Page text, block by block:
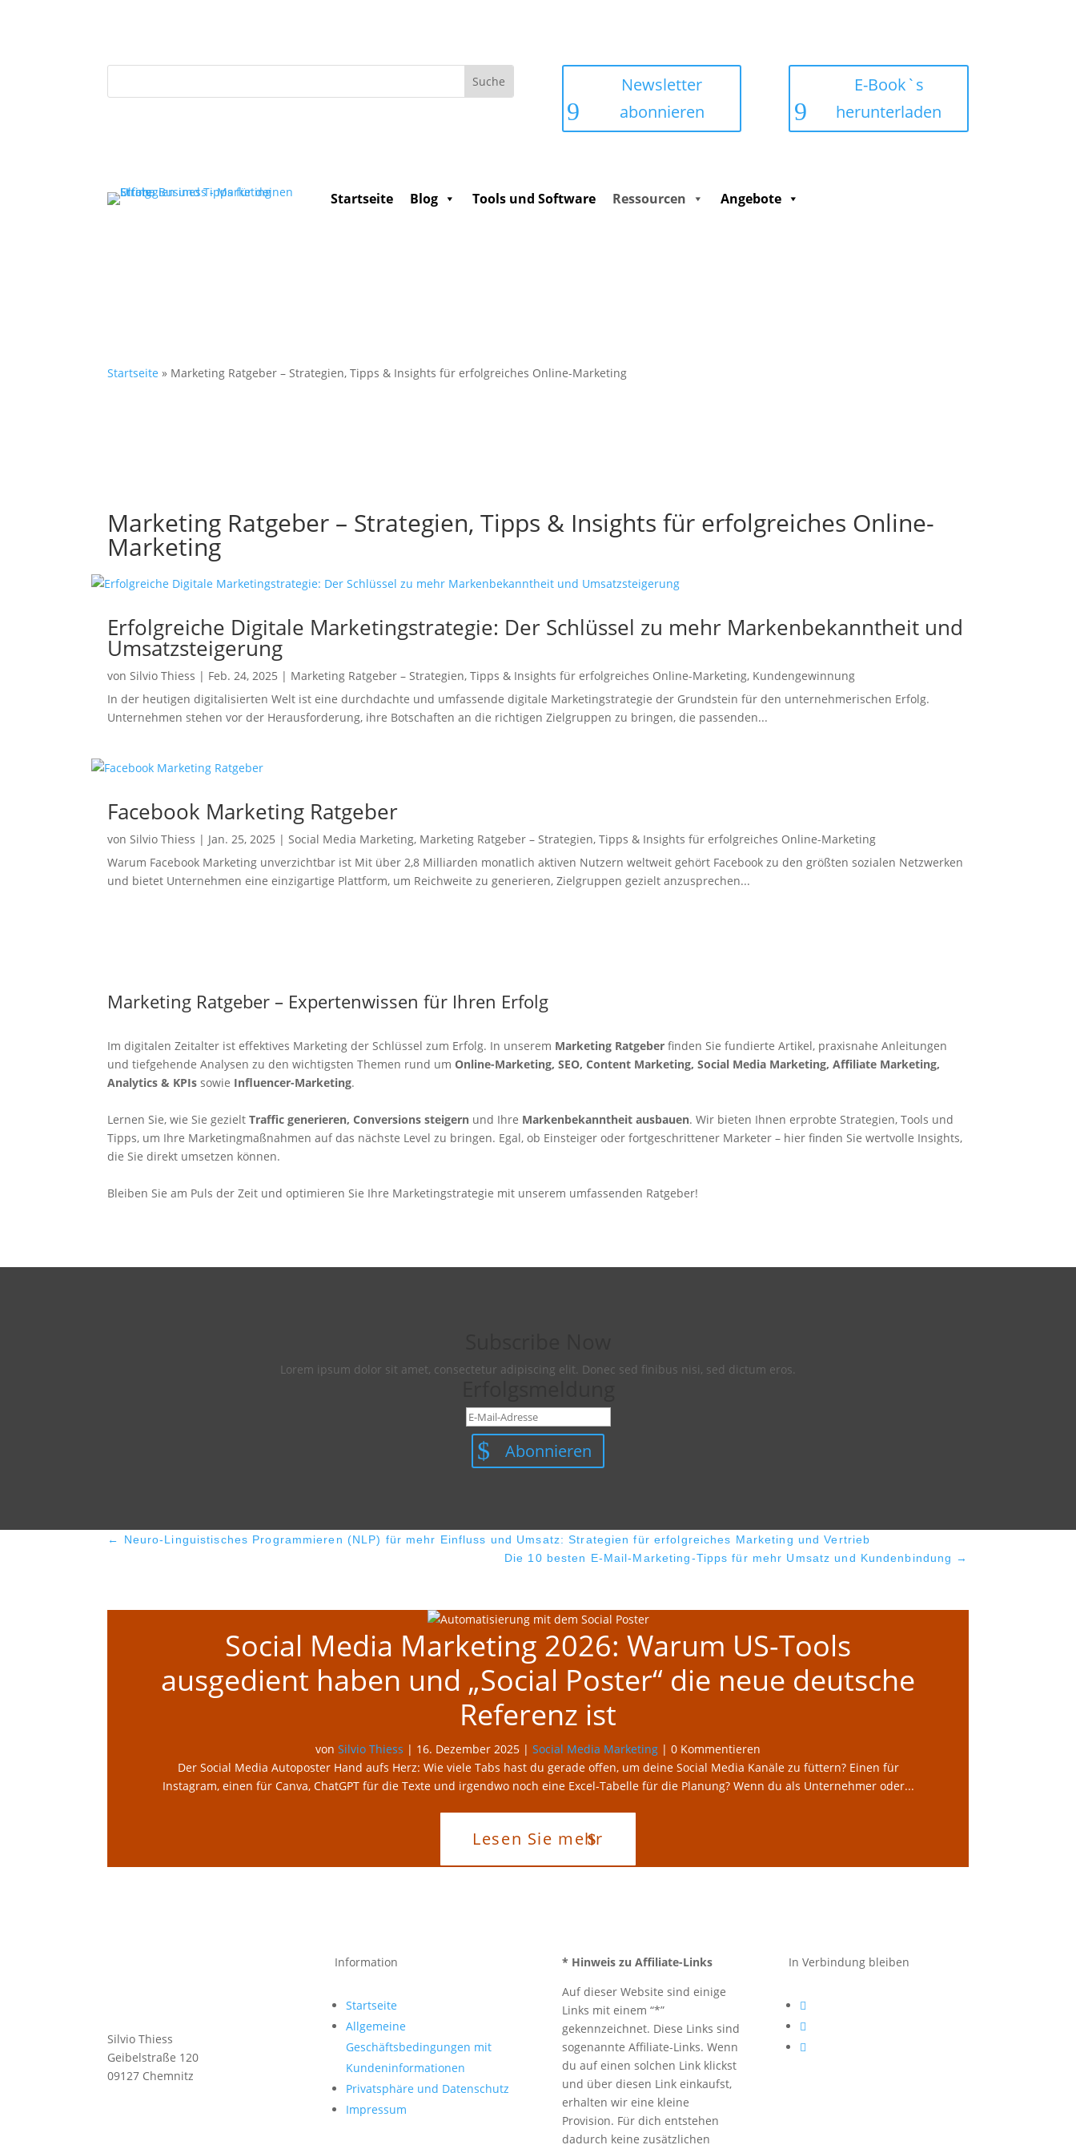
Newsletter
abonnieren
E-Book`s
herunterladen
Startseite Blog Tools und Software Ressourcen Angebote
Startseite » Marketing Ratgeber – Strategien, Tipps & Insights für erfolgreiches Online-Marketing
Marketing Ratgeber – Strategien, Tipps & Insights für erfolgreiches Online-
Marketing
Erfolgreiche Digitale Marketingstrategie: Der Schlüssel zu mehr Markenbekanntheit und
Umsatzsteigerung
vonSilvio Thiess | Feb. 24, 2025 | Marketing Ratgeber – Strategien, Tipps & Insights für erfolgreiches Online-Marketing, Kundengewinnung
In der heutigen digitalisierten Welt ist eine durchdachte und umfassende digitale Marketingstrategie der Grundstein für den unternehmerischen Erfolg.
Unternehmen stehen vor der Herausforderung, ihre Botschaften an die richtigen Zielgruppen zu bringen, die passenden...
Facebook Marketing Ratgeber
vonSilvio Thiess | Jan. 25, 2025 |Social Media Marketing, Marketing Ratgeber – Strategien, Tipps & Insights für erfolgreiches Online-Marketing
Warum Facebook Marketing unverzichtbar ist Mit über 2,8 Milliarden monatlich aktiven Nutzern weltweit gehört Facebook zu den größten sozialen Netzwerken
und bietet Unternehmen eine einzigartige Plattform, um Reichweite zu generieren, Zielgruppen gezielt anzusprechen...
Marketing Ratgeber – Expertenwissen für Ihren Erfolg
Im digitalen Zeitalter ist effektives Marketing der Schlüssel zum Erfolg. In unserem Marketing Ratgeber finden Sie fundierte Artikel, praxisnahe Anleitungen
und tiefgehende Analysen zu den wichtigsten Themen rund umOnline-Marketing, SEO, Content Marketing, Social Media Marketing, Affiliate Marketing,
Analytics & KPIs sowie Influencer-Marketing.
Lernen Sie, wie Sie gezieltTraffic generieren, Conversions steigern und Ihre Markenbekanntheit ausbauen. Wir bieten Ihnen erprobte Strategien, Tools und
Tipps, um Ihre Marketingmaßnahmen auf das nächste Level zu bringen. Egal, ob Einsteiger oder fortgeschrittener Marketer – hier finden Sie wertvolle Insights,
die Sie direkt umsetzen können.
Bleiben Sie am Puls der Zeit und optimieren Sie Ihre Marketingstrategie mit unserem umfassenden Ratgeber!
Lorem ipsum dolor sit amet, consectetur adipiscing elit. Donec sed finibus nisi, sed dictum eros.
Abonnieren
← Neuro-Linguistisches Programmieren (NLP) für mehr Einfluss und Umsatz: Strategien für erfolgreiches Marketing und Vertrieb
Die 10 besten E-Mail-Marketing-Tipps für mehr Umsatz und Kundenbindung →
Social Media Marketing 2026: Warum US-Tools
ausgedient haben und „Social Poster“ die neue deutsche
Referenz ist
von Silvio Thiess | 16. Dezember 2025 | Social Media Marketing | 0 Kommentieren
Der Social Media Autoposter Hand aufs Herz: Wie viele Tabs hast du gerade offen, um deine Social Media Kanäle zu füttern? Einen für
Instagram, einen für Canva, ChatGPT für die Texte und irgendwo noch eine Excel-Tabelle für die Planung? Wenn du als Unternehmer oder...
Lesen Sie mehr
Silvio Thiess
Geibelstraße 120
09127 Chemnitz
Information
Startseite
Allgemeine
Geschäftsbedingungen mit
Kundeninformationen
Privatsphäre und Datenschutz
Impressum
* Hinweis zu Affiliate-Links
Auf dieser Website sind einige
Links mit einem “*”
gekennzeichnet. Diese Links sind
sogenannte Affiliate-Links. Wenn
du auf einen solchen Link klickst
und über diesen Link einkaufst,
erhalten wir eine kleine
Provision. Für dich entstehen
dadurch keine zusätzlichen
In Verbindung bleiben
Folgen
Folgen